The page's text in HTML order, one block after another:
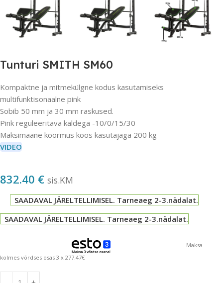
Tunturi SMITH SM60
Kompaktne ja mitmekülgne kodus kasutamiseks
multifunktisonaalne pink
Sobib 50 mm ja 30 mm raskused.
Pink reguleeritava kaldega -10/0/15/30
Maksimaane koormus koos kasutajaga 200 kg
VIDEO
832.40 € sis.KM
SAADAVAL JÄRELTELLIMISEL. Tarneaeg 2-3.nädalat.
SAADAVAL JÄRELTELLIMISEL. Tarneaeg 2-3.nädalat.
Maksa
kolmes võrdses osas 3 x 277.47€